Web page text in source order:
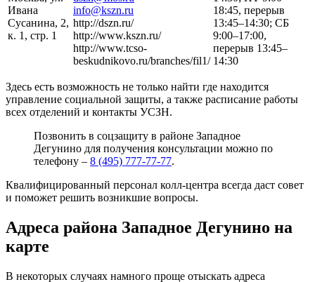
Ивана
Сусанина, 2,
к. 1, стр. 1
info@kszn.ru
http://dszn.ru/
http://www.kszn.ru/
http://www.tcso-
beskudnikovo.ru/branches/fil1/
18:45, перерыв
13:45–14:30; СБ
9:00–17:00,
перерыв 13:45–
14:30
Здесь есть возможность не только найти где находится
управление социальной защиты, а также расписание работы
всех отделений и контакты УСЗН.
Позвонить в соцзащиту в районе Западное
Дегунино для получения консультации можно по
телефону – 8 (495) 777-77-77.
Квалифицированный персонал колл-центра всегда даст совет
и поможет решить возникшие вопросы.
Адреса района Западное Дегунино на
карте
В некоторых случаях намного проще отыскать адреса